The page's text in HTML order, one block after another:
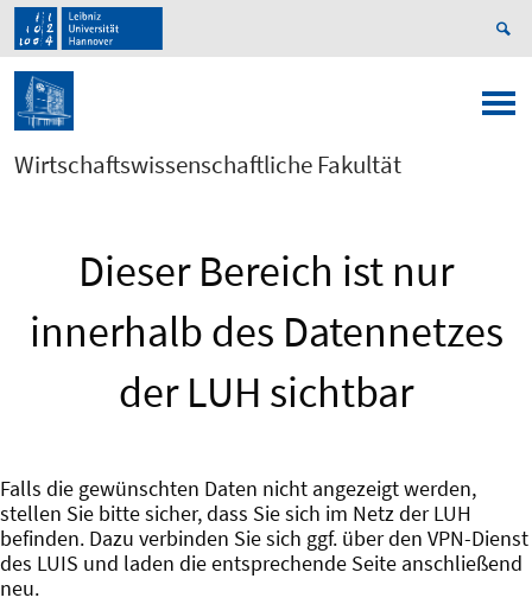
Wirtschaftswissenschaftliche Fakultät
Dieser Bereich ist nur
innerhalb des Datennetzes
der LUH sichtbar
Falls die gewünschten Daten nicht angezeigt werden,
stellen Sie bitte sicher, dass Sie sich im Netz der LUH
befinden. Dazu verbinden Sie sich ggf. über den VPN-Dienst
des LUIS und laden die entsprechende Seite anschließend
neu.